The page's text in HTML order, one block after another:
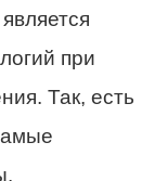
при
Так, есть